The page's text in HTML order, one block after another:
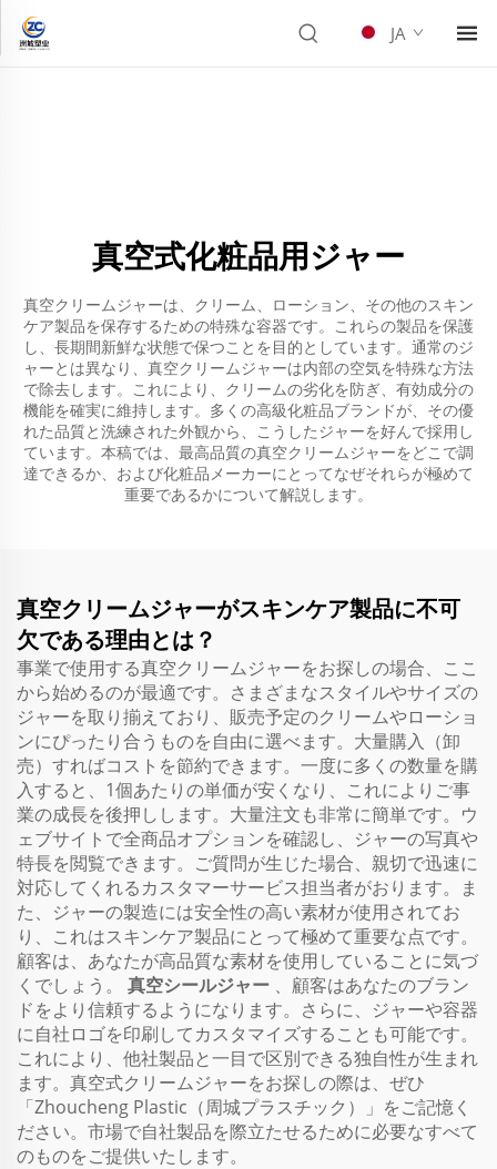
JA
真空式化粧品用ジャー
真空クリームジャーは、クリーム、ローション、その他のスキン
ケア製品を保存するための特殊な容器です。これらの製品を保護
し、長期間新鮮な状態で保つことを目的としています。通常のジ
ャーとは異なり、真空クリームジャーは内部の空気を特殊な方法
で除去します。これにより、クリームの劣化を防ぎ、有効成分の
機能を確実に維持します。多くの高級化粧品ブランドが、その優
れた品質と洗練された外観から、こうしたジャーを好んで採用し
ています。本稿では、最高品質の真空クリームジャーをどこで調
達できるか、および化粧品メーカーにとってなぜそれらが極めて
重要であるかについて解説します。
真空クリームジャーがスキンケア製品に不可
欠である理由とは？
事業で使用する真空クリームジャーをお探しの場合、ここ
から始めるのが最適です。さまざまなスタイルやサイズの
ジャーを取り揃えており、販売予定のクリームやローショ
ンにぴったり合うものを自由に選べます。大量購入（卸
売）すればコストを節約できます。一度に多くの数量を購
入すると、1個あたりの単価が安くなり、これによりご事
業の成長を後押しします。大量注文も非常に簡単です。ウ
ェブサイトで全商品オプションを確認し、ジャーの写真や
特長を閲覧できます。ご質問が生じた場合、親切で迅速に
対応してくれるカスタマーサービス担当者がおります。ま
た、ジャーの製造には安全性の高い素材が使用されてお
り、これはスキンケア製品にとって極めて重要な点です。
顧客は、あなたが高品質な素材を使用していることに気づ
くでしょう。 真空シールジャー 、顧客はあなたのブラン
ドをより信頼するようになります。さらに、ジャーや容器
に自社ロゴを印刷してカスタマイズすることも可能です。
これにより、他社製品と一目で区別できる独自性が生まれ
ます。真空式クリームジャーをお探しの際は、ぜひ
「Zhoucheng Plastic（周城プラスチック）」をご記憶く
ださい。市場で自社製品を際立たせるために必要なすべて
のものをご提供いたします。